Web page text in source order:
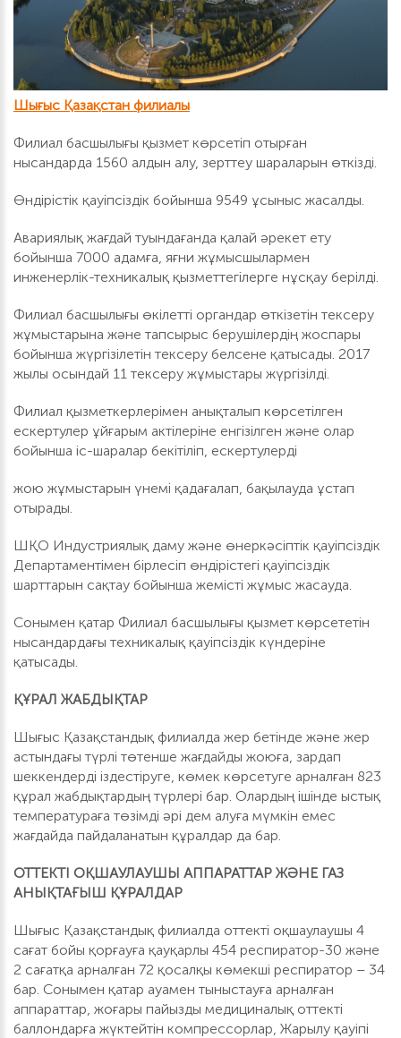
Шығыс Қазақстан филиалы
Филиал басшылығы қызмет көрсетіп отырған
нысандарда 1560 алдын алу, зерттеу шараларын өткізді.
Өндірістік қауіпсіздік бойынша 9549 ұсыныс жасалды.
Авариялық жағдай туындағанда қалай әрекет ету
бойынша 7000 адамға, яғни жұмысшылармен
инженерлік-техникалық қызметтегілерге нұсқау берілді.
Филиал басшылығы өкілетті органдар өткізетін тексеру
жұмыстарына және тапсырыс берушілердің жоспары
бойынша жүргізілетін тексеру белсене қатысады. 2017
жылы осындай 11 тексеру жұмыстары жүргізілді.
Филиал қызметкерлерімен анықталып көрсетілген
ескертулер ұйғарым актілеріне енгізілген және олар
бойынша іс-шаралар бекітіліп, ескертулерді
жою жұмыстарын үнемі қадағалап, бақылауда ұстап
отырады.
ШҚО Индустриялық даму және өнеркәсіптік қауіпсіздік
Департаментімен бірлесіп өндірістегі қауіпсіздік
шарттарын сақтау бойынша жемісті жұмыс жасауда.
Сонымен қатар Филиал басшылығы қызмет көрсететін
нысандардағы техникалық қауіпсіздік күндеріне
қатысады.
ҚҰРАЛ ЖАБДЫҚТАР
Шығыс Қазақстандық филиалда жер бетінде және жер
астындағы түрлі төтенше жағдайды жоюға, зардап
шеккендерді іздестіруге, көмек көрсетуге арналған 823
құрал жабдықтардың түрлері бар. Олардың ішінде ыстық
температураға төзімді әрі дем алуға мүмкін емес
жағдайда пайдаланатын құралдар да бар.
ОТТЕКТІ ОҚШАУЛАУШЫ АППАРАТТАР ЖӘНЕ ГАЗ
АНЫҚТАҒЫШ ҚҰРАЛДАР
Шығыс Қазақстандық филиалда оттекті оқшаулаушы 4
сағат бойы қорғауға қауқарлы 454 респиратор-30 және
2 сағатқа арналған 72 қосалқы көмекші респиратор – 34
бар. Сонымен қатар ауамен тыныстауға арналған
аппараттар, жоғары пайызды медициналық оттекті
баллондарға жүктейтін компрессорлар, Жарылу қауіпі